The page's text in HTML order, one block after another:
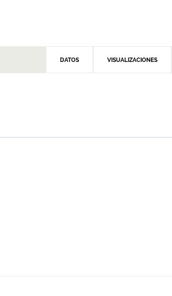
DATOS VISUALIZACIONES